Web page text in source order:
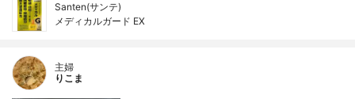
Santen(サンテ)
メディカルガード EX
主婦
りこま